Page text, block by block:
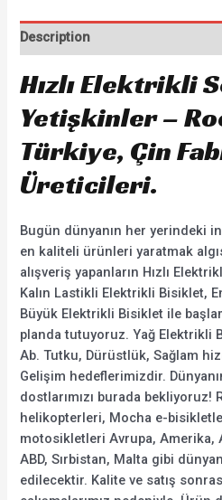
Description
Hızlı Elektrikli
Yetişkinler –
Türkiye, Çin
Üreticileri.
Bugün dünyanın her yerindeki
en kaliteli ürünleri yaratmak
alışveriş yapanların Hızlı
Kalın Lastikli Elektrikli Bisiklet,
Büyük Elektrikli Bisiklet ile
planda tutuyoruz. Yağ Elektrikli
Ab. Tutku, Dürüstlük, Sağlam
Gelişim hedeflerimizdir.
dostlarımızı burada bekliyoruz!
helikopterleri, Mocha e-
motosikletleri Avrupa, Amerika,
ABD, Sırbistan, Malta gibi
edilecektir. Kalite ve satış